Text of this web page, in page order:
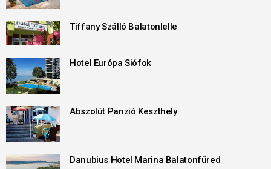
Tiffany Szálló Balatonlelle
Hotel Európa Siófok
Abszolút Panzió Keszthely
Danubius Hotel Marina Balatonfüred